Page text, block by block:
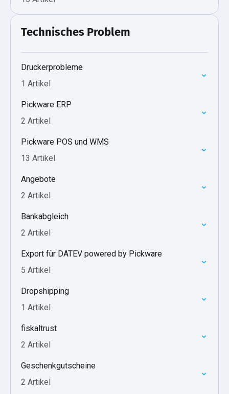
Technisches Problem
Druckerprobleme
1 Artikel
Pickware ERP
2 Artikel
Pickware POS und WMS
13 Artikel
Angebote
2 Artikel
Bankabgleich
2 Artikel
Export für DATEV powered by Pickware
5 Artikel
Dropshipping
1 Artikel
fiskaltrust
2 Artikel
Geschenkgutscheine
2 Artikel